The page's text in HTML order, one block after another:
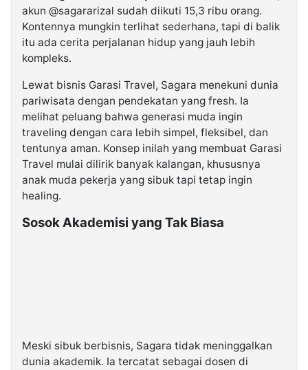
akun @sagararizal sudah diikuti 15,3 ribu orang.
Kontennya mungkin terlihat sederhana, tapi di balik
itu ada cerita perjalanan hidup yang jauh lebih
kompleks.
Lewat bisnis Garasi Travel, Sagara menekuni dunia
pariwisata dengan pendekatan yang fresh. Ia
melihat peluang bahwa generasi muda ingin
traveling dengan cara lebih simpel, fleksibel, dan
tentunya aman. Konsep inilah yang membuat Garasi
Travel mulai dilirik banyak kalangan, khususnya
anak muda pekerja yang sibuk tapi tetap ingin
healing.
Sosok Akademisi yang Tak Biasa
Meski sibuk berbisnis, Sagara tidak meninggalkan
dunia akademik. Ia tercatat sebagai dosen di